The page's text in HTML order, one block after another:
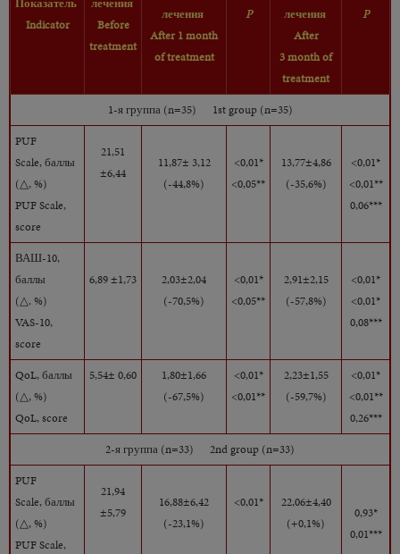
Показатель
Indicator
лечения
Before
treatment
лечения
After 1month
of treatment
P
лечения
After
3month of
treatment
P
1-я группа (n=35) 1st group (n=35)
PUF
Scale,баллы
(△, %)
PUF Scale,
score
21,51
±6,44
11,87± 3,12
(-44,8%)
<0,01*
<0,05**
13,77±4,86
(-35,6%)
<0,01*
<0,01**
0,06***
ВАШ-10,
баллы
(△. %)
VAS-10,
score
6,89 ±1,73
2,03±2,04
(-70,5%)
<0,01*
<0,05**
2,91±2,15
(-57,8%)
<0,01*
<0,01*
0,08***
QoL,баллы
(△, %)
QoL, score
5,54± 0,60
1,80±1,66
(-67,5%)
<0,01*
<0,01**
2,23±1,55
(-59,7%)
<0,01*
<0,01**
0,26***
2-я группа (n=33) 2nd group (n=33)
PUF
Scale,баллы
(△, %)
PUF Scale,
21,94
±5,79
16,88±6,42
(-23,1%)
<0,01*
22,06±4,40
(+0,1%)
0,93*
0,01***